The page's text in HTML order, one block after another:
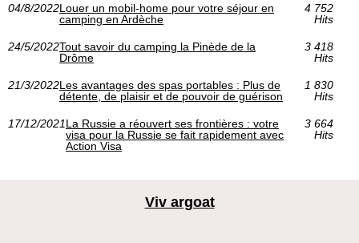
04/8/2022Louer un mobil-home pour votre séjour en
camping en Ardèche
4 752
Hits
24/5/2022Tout savoir du camping la Pinède de la
Drôme
3 418
Hits
21/3/2022Les avantages des spas portables : Plus de
détente, de plaisir et de pouvoir de guérison
1 830
Hits
17/12/2021La Russie a réouvert ses frontières : votre
visa pour la Russie se fait rapidement avec
Action Visa
3 664
Hits
Viv argoat